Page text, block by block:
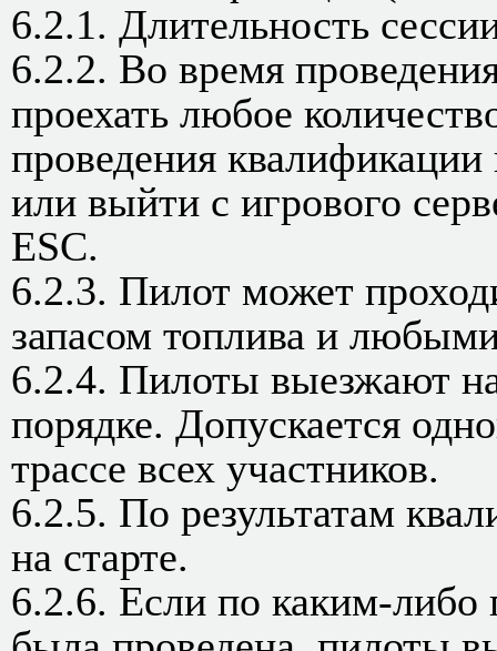
6.2.1. Длительность
6.2.2. Во время
проехать любое
проведения
или выйти с игрового
ESC.
6.2.3. Пилот может
запасом топлива и
6.2.4. Пилоты выезжают
порядке. Допускается
трассе всех участников.
6.2.5. По результатам
на старте.
6.2.6. Если по каким-либо